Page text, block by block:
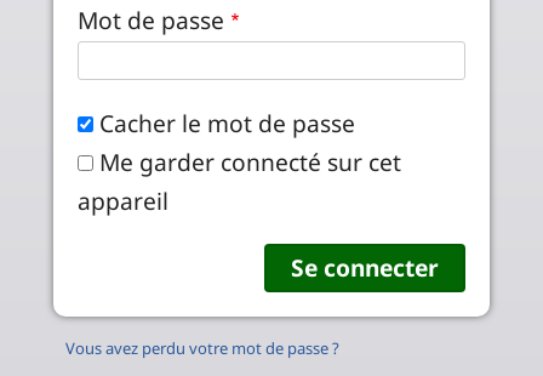
Mot de passe
Cacher le mot de passe
Me garder connecté sur cet
appareil
Vous avez perdu votre mot de passe ?